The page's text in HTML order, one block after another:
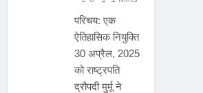
परिचय: एक
ऐतिहासिक नियुक्ति
30 अप्रैल, 2025
को राष्ट्रपति
द्रौपदी मुर्मू ने